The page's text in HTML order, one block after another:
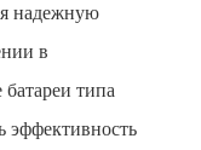
надежную
в
типа
эффективность